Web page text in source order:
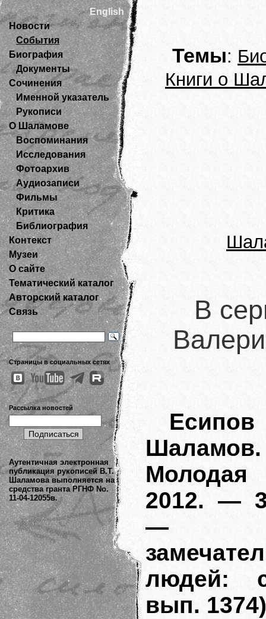
English
Новости
События
Биография
Документы
Сочинения
Именной указатель
Рукописи
О Шаламове
Воспоминания
Исследования
Фотоархив
Аудиозаписи
Фильмы
Критика
Библиография
Контекст
Музеи
О сайте
Тематический каталог
Авторский каталог
Связь
Страницы в социальных сетях
Рассылка новостей
Аутентичная электронная
публикация рукописей В.Т.
Шаламова выполняется на
средства гранта РГНФ No.
11-04-12055в.
Темы:
Книги о
В
2012. —
—
людей:
вып.